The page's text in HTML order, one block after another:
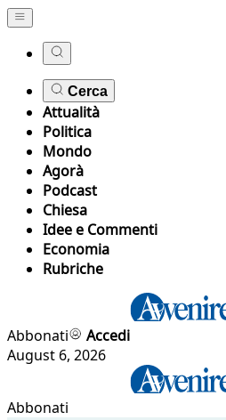
Cerca
Attualità
Politica
Mondo
Agorà
Podcast
Chiesa
Idee e Commenti
Economia
Rubriche
Abbonati
Accedi
August 6, 2026
Abbonati